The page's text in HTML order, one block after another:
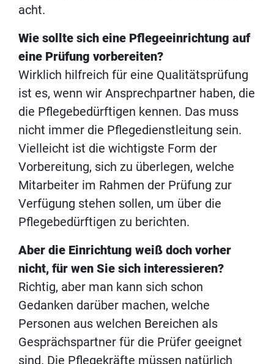
acht.
Wie sollte sich eine Pflegeeinrichtung auf
eine Prüfung vorbereiten?
Wirklich hilfreich für eine Qualitätsprüfung
ist es, wenn wir Ansprechpartner haben, die
die Pflegebedürftigen kennen. Das muss
nicht immer die Pflegedienstleitung sein.
Vielleicht ist die wichtigste Form der
Vorbereitung, sich zu überlegen, welche
Mitarbeiter im Rahmen der Prüfung zur
Verfügung stehen sollen, um über die
Pflegebedürftigen zu berichten.
Aber die Einrichtung weiß doch vorher
nicht, für wen Sie sich interessieren?
Richtig, aber man kann sich schon
Gedanken darüber machen, welche
Personen aus welchen Bereichen als
Gesprächspartner für die Prüfer geeignet
sind. Die Pflegekräfte müssen natürlich